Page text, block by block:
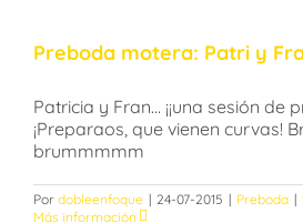
Preboda motera: Patri y
Patricia y Fran... ¡¡una sesión de
¡Preparaos, que vienen curvas!
brummmmm
Por dobleenfoque | 24-07-2015 | Preboda |
Más información